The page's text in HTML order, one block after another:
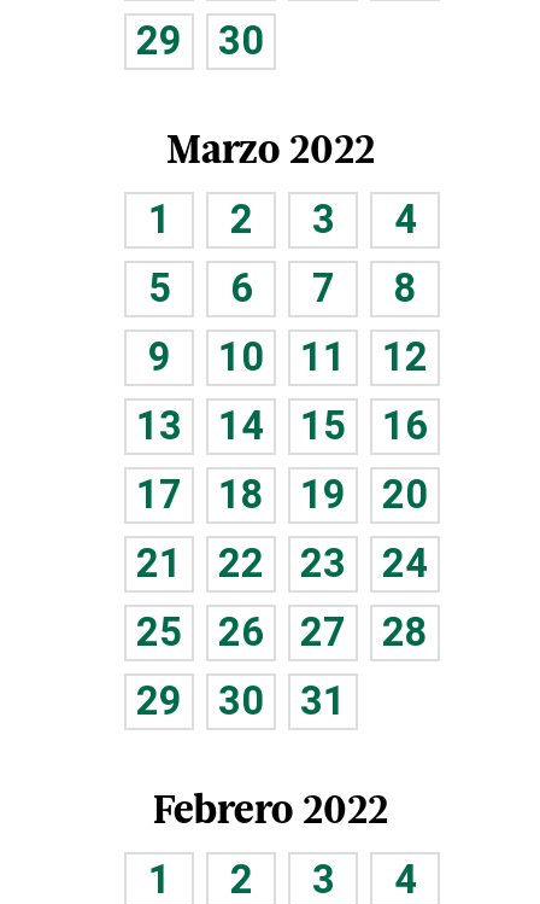
29 30
Marzo 2022
1 2 3
4
5
6 7
8
9
10 11
12
13
14 15
16
17
18 19
20
21
22 23
24
25
26 27
28
29
30 31
Febrero 2022
1 2 3
4